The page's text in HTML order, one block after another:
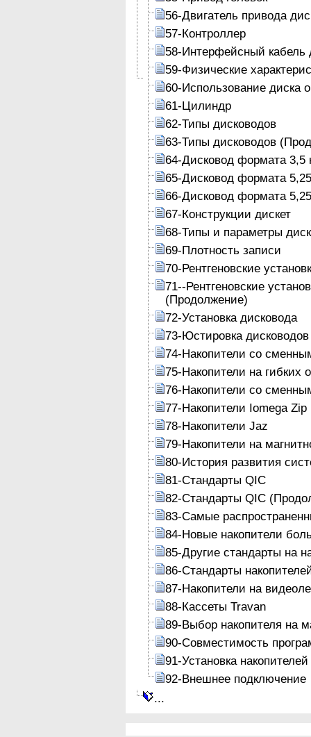
56-Двигатель привода
57-Контроллер
58-Интерфейсный кабель
59-Физические
60-Использование диска
61-Цилиндр
62-Типы дисководов
63-Типы дисководов
64-Дисковод формата 3,5
65-Дисковод формата
66-Дисковод формата
67-Конструкции дискет
68-Типы и параметры
69-Плотность записи
70-Рентгеновские
71--Рентгеновские
(Продолжение)
72-Установка дисковода
73-Юстировка дисководов
74-Накопители со
75-Накопители на гибких
76-Накопители со
77-Накопители Iomega Zip
78-Накопители Jaz
79-Накопители на
80-История развития
81-Стандарты QIC
82-Стандарты QIC
83-Самые
84-Новые накопители
85-Другие стандарты на
86-Стандарты
87-Накопители на
88-Кассеты Travan
89-Выбор накопителя на
90-Совместимость
91-Установка
92-Внешнее подключение